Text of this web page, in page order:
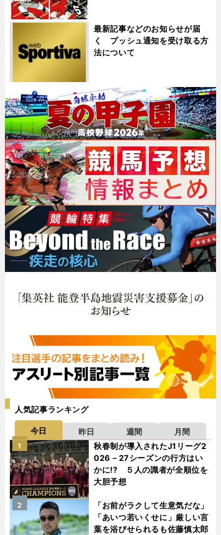
最新記事などのお知らせが届
く プッシュ通知を受け取る方
法について
人気記事ランキング
今日 昨日 週間
月間
秋春制が導入されたJ1リーグ2
026－27シーズンの行方はい
かに!? ５人の識者が全順位を
大胆予想
1
「お前がラクして生意気だな」
「あいつ若いくせに」厳しい言
葉を浴びせられるも佐藤慎太郎
2